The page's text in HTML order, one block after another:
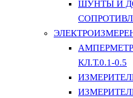
ШУНТЫ И
КЛ.Т.0.1-0.5